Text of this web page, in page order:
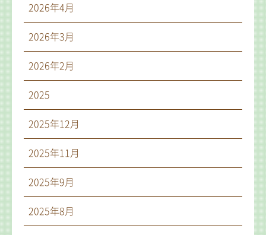
2026年4月
2026年3月
2026年2月
2025
2025年12月
2025年11月
2025年9月
2025年8月